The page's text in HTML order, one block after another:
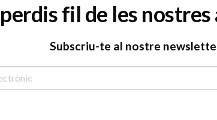
fil de les
Subscriu-te al nostre